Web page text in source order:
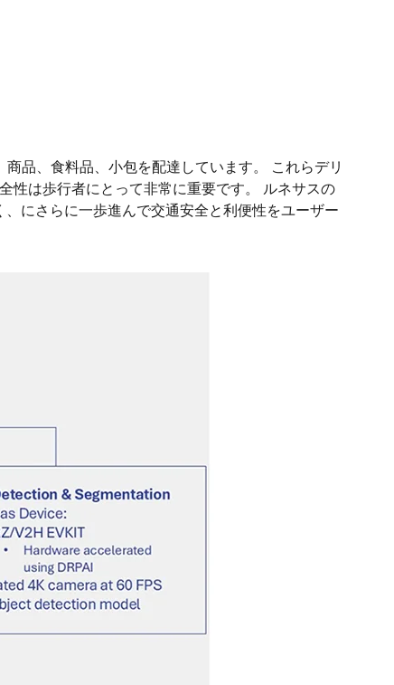
品、食料品、小包を配達しています。 これらデリ
性は歩行者にとって非常に重要です。 ルネサスの
にさらに一歩進んで交通安全と利便性をユーザー